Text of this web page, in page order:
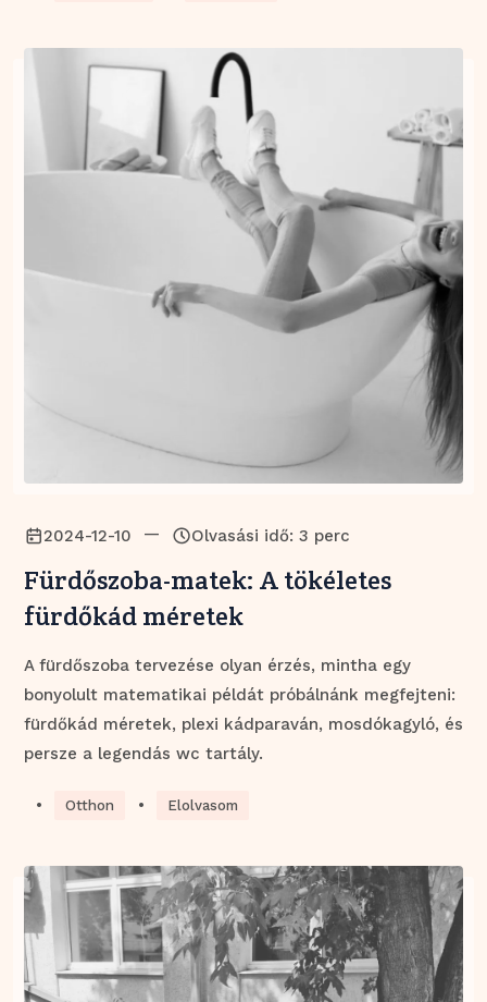
2024-12-10 — Olvasási idő: 3 perc
Fürdőszoba-matek: A tökéletes
fürdőkád méretek
A fürdőszoba tervezése olyan érzés, mintha egy
bonyolult matematikai példát próbálnánk megfejteni:
fürdőkád méretek, plexi kádparaván, mosdókagyló, és
persze a legendás wc tartály.
• Otthon • Elolvasom